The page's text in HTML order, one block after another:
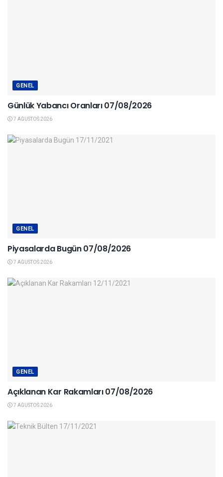
GENEL
Günlük Yabancı Oranları 07/08/2026
7 AĞUSTOS 2026
GENEL
Piyasalarda Bugün 07/08/2026
7 AĞUSTOS 2026
GENEL
Açıklanan Kar Rakamları 07/08/2026
7 AĞUSTOS 2026